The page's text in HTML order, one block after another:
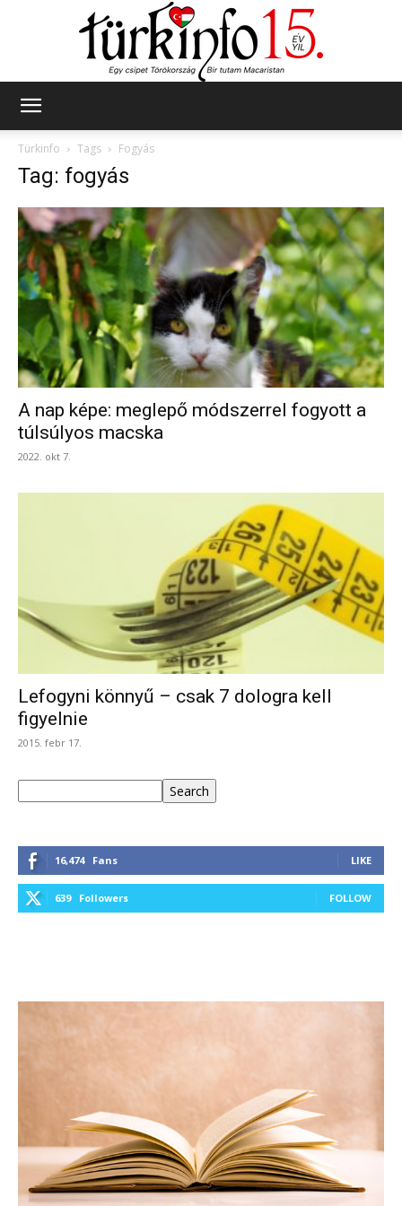
Türkinfo
Tags Fogyás
Tag: fogyás
A nap képe: meglepő módszerrel fogyott a
túlsúlyos macska
2022. okt 7.
Lefogyni könnyű – csak 7 dologra kell
figyelnie
2015. febr 17.
Search
16,474 Fans LIKE
639 Followers FOLLOW